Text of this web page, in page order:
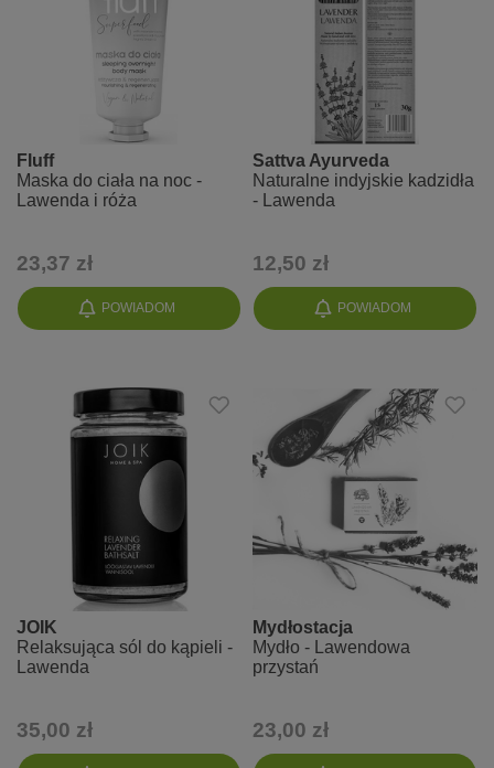
POWIADOM
Fluff
Maska do ciała na noc -
Lawenda i róża
23,37 zł
POWIADOM
Sattva Ayurveda
Naturalne indyjskie kadzidła
- Lawenda
12,50 zł
JOIK
Relaksująca sól do kąpieli -
Lawenda
35,00 zł
Mydłostacja
Mydło - Lawendowa
przystań
23,00 zł